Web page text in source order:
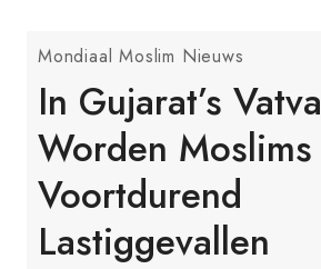
Mondiaal Moslim Nieuws
In Gujarat’s Vatva
Worden Moslims
Voortdurend
Lastiggevallen